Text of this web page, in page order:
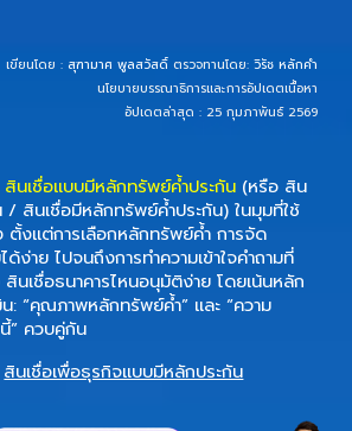
เขียนโดย : สุฑามาศ พูลสวัสดิ์ตรวจทานโดย: วิรัช หลักคำ
นโยบายบรรณาธิการและการอัปเดตเนื้อหา
อัปเดตล่าสุด : 25 กุมภาพันธ์ 2569
สินเชื่อแบบมีหลักทรัพย์ค้ำประกัน (หรือ สิน
/ สินเชื่อมีหลักทรัพย์ค้ำประกัน) ในมุมที่ใช้
ตั้งแต่การเลือกหลักทรัพย์ค้ำ การจัด
ง่าย ไปจนถึงการทำความเข้าใจคำถามที่
สินเชื่อธนาคารไหนอนุมัติง่าย โดยเน้นหลัก
น: “คุณภาพหลักทรัพย์ค้ำ” และ “ความ
นี้” ควบคู่กัน
สินเชื่อเพื่อธุรกิจแบบมีหลักประกัน